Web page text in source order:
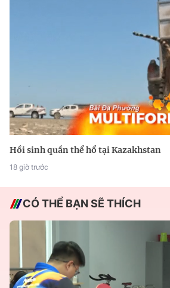
Hồi sinh quần thể hổ tại Kazakhstan
18 giờ trước
CÓ THỂ BẠN SẼ THÍCH